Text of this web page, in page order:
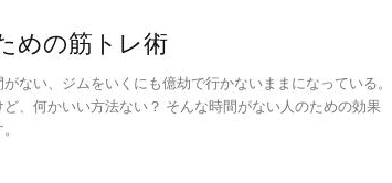
めの筋トレ術
ない、ジムをいくにも億劫で行かないままになっている。
、何かいい方法ない？ そんな時間がない人のための効果